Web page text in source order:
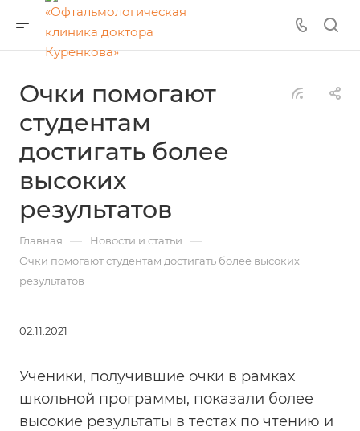
Очки помогают
студентам
достигать более
высоких
результатов
Главная — Новости и статьи —
Очки помогают студентам достигать более высоких
результатов
02.11.2021
Ученики, получившие очки в рамках
школьной программы, показали более
высокие результаты в тестах по чтению и